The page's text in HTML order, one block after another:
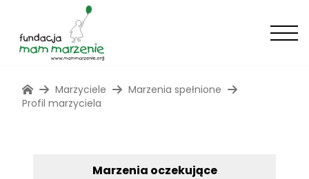
Marzyciele
Marzenia spełnione
Profil marzyciela
Marzenia oczekujące